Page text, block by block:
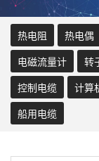
热电阻 热电偶
电磁流量计
转
控制电缆
计算
船用电缆